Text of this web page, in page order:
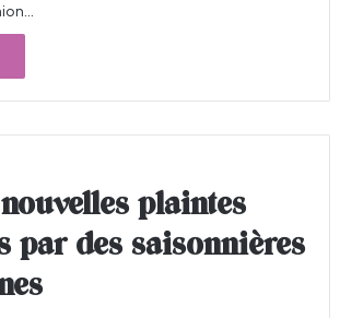
plaintes
par des saisonnières